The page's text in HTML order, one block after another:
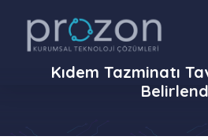
Kıdem Tazminatı